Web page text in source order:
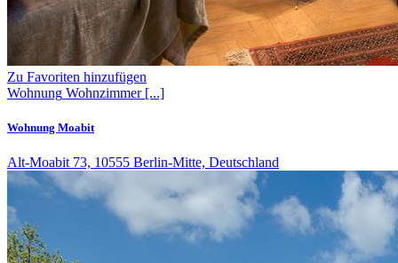
Zu Favoriten hinzufügen
Wohnung Wohnzimmer [...]
Wohnung Moabit
Alt-Moabit 73, 10555 Berlin-Mitte, Deutschland